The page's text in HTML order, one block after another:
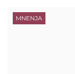
MNENJA